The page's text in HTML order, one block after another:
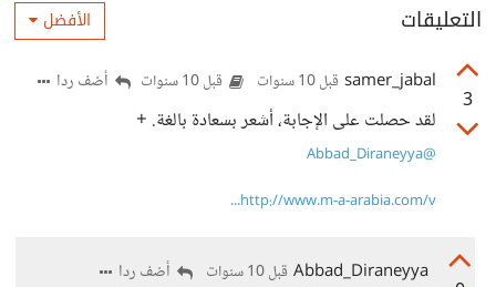
التعليقات الأفضل
3
samer_jabal قبل 10 سنوات قبل 10 سنوات أضف ردا
لقد حصلت على الإجابة، أشعر بسعادة بالغة. +
@Abbad_Diraneyya
http://www.m-a-arabia.com/v...
Abbad_Diraneyya قبل 10 سنوات أضف ردا